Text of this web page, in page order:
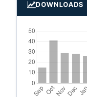
DOWNLOADS